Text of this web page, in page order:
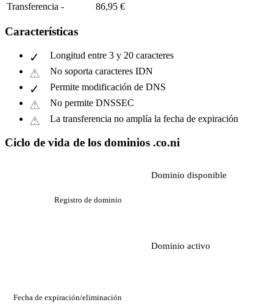
Transferencia - 86,95 €
Características
Longitud entre 3 y 20 caracteres
No soporta caracteres IDN
Permite modificación de DNS
No permite DNSSEC
La transferencia no amplía la fecha de expiración
Ciclo de vida de los dominios .co.ni
Dominio disponible
Registro de dominio
Dominio activo
Fecha de expiración/eliminación